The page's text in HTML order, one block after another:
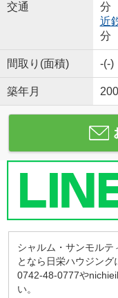
交通
分
近
分
間取り(面積) -(-)
築年月
シャルム・サンモルテ
となら日栄ハウジング
0742-48-0777や
い。